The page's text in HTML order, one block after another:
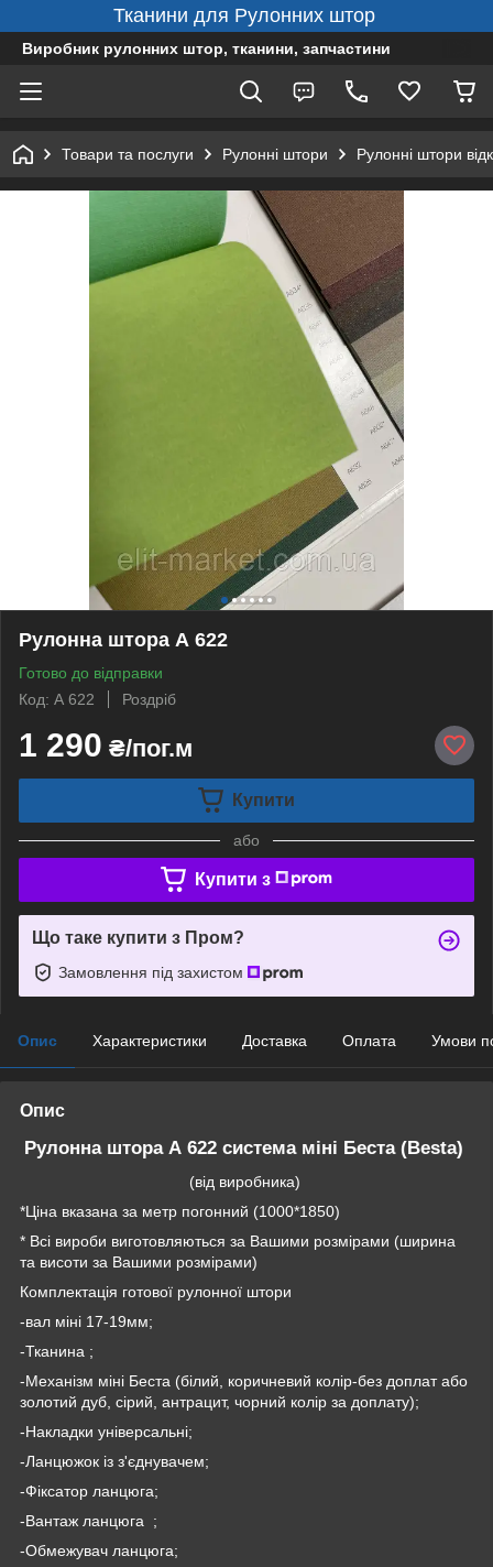
Тканини для Рулонних штор
Виробник рулонних штор, тканини, запчастини
Товари та послуги Рулонні штори Рулонні штори
Рулонна штора А 622
Готово до відправки
Код: А 622
Роздріб
1 290 ₴/пог.м
Купити
або
Купити з
Що таке купити з Пром?
Замовлення під захистом
Опис Характеристики Доставка Оплата Умови
Опис
Рулонна штора А 622 система міні Беста (Besta)
(від виробника)
*Ціна вказана за метр погонний (1000*1850)
* Всі вироби виготовляються за Вашими розмірами (ширина
та висоти за Вашими розмірами)
Комплектація готової рулонної штори
-вал міні 17-19мм;
-Тканина ;
-Механізм міні Беста (білий, коричневий колір-без доплат або
золотий дуб, сірий, антрацит, чорний колір за доплату);
-Накладки універсальні;
-Ланцюжок із з'єднувачем;
-Фіксатор ланцюга;
-Вантаж ланцюга ;
-Обмежувач ланцюга;